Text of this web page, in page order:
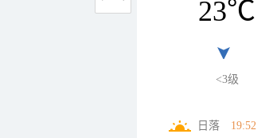
23℃
<3级
日落 19:52